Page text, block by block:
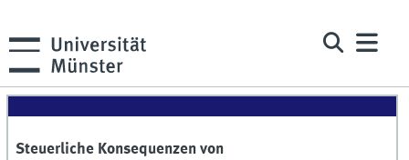
Steuerliche Konsequenzen von